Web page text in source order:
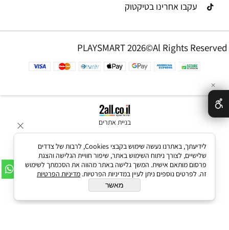
עקבו אחרינו בטיקטוק
PLAYSMART 2026©Al Rights Reserved
בניית אתרים
✕
לידיעתך, באתרנו נעשה שימוש בקבצי Cookies, לרבות של צדדים
שלישיים, לצורך ניתוח השימוש באתר, שיפור חוויית הגלישה והצגת
פרסום מותאם אישית. המשך גלישה באתר מהווה את הסכמתך לשימוש
זה. לפרטים נוספים ניתן לעיין במדיניות הפרטיות. מדיניות הפרטיות
מאשר